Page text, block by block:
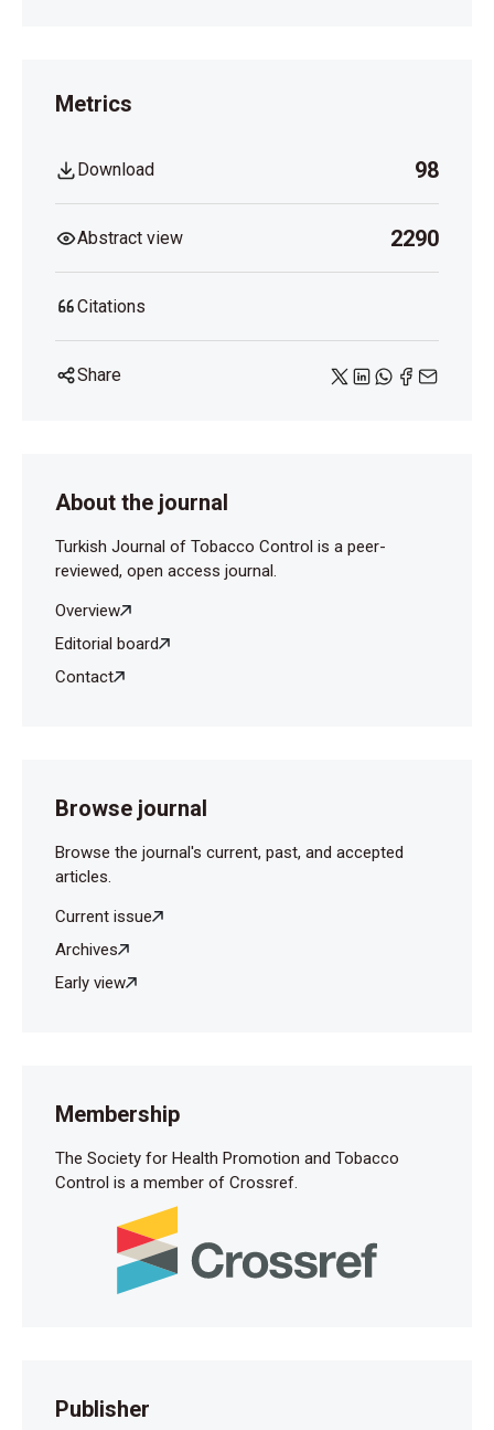
Metrics
Download 98
Abstract view 2290
Citations
Share
About the journal
Turkish Journal of Tobacco Control is a peer-
reviewed, open access journal.
Overview
Editorial board
Contact
Browse journal
Browse the journal's current, past, and accepted
articles.
Current issue
Archives
Early view
Membership
The Society for Health Promotion and Tobacco
Control is a member of Crossref.
Publisher